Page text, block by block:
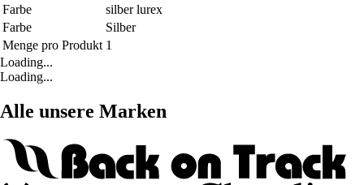
Farbe
silber lurex
Farbe
Silber
Menge pro Produkt 1
Loading...
Loading...
Alle unsere Marken